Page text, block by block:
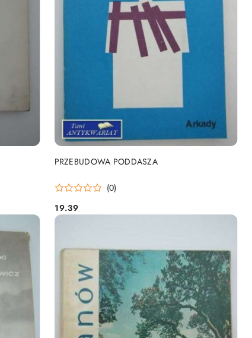
PRZEBUDOWA PODDASZA
(0)
Cena:
19.39
DO KOSZYKA